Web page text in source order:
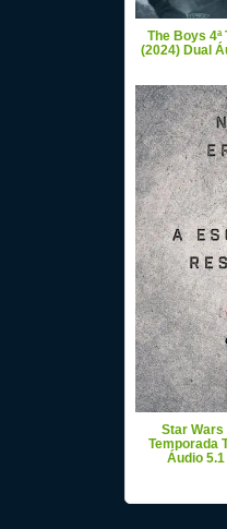
The Boys 4ª
(2024) Dual
Star Wars
Temporada
Áudio